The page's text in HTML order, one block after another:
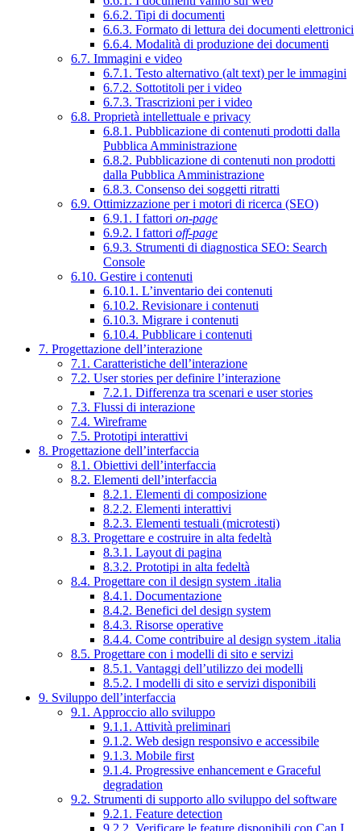
6.6.2. Tipi di documenti
6.6.3. Formato di lettura dei documenti elettronici
6.6.4. Modalità di produzione dei documenti
6.7. Immagini e video
6.7.1. Testo alternativo (alt text) per le immagini
6.7.2. Sottotitoli per i video
6.7.3. Trascrizioni per i video
6.8. Proprietà intellettuale e privacy
6.8.1. Pubblicazione di contenuti prodotti dalla
Pubblica Amministrazione
6.8.2. Pubblicazione di contenuti non prodotti
dalla Pubblica Amministrazione
6.8.3. Consenso dei soggetti ritratti
6.9. Ottimizzazione per i motori di ricerca (SEO)
6.9.1. I fattori on-page
6.9.2. I fattori off-page
6.9.3. Strumenti di diagnostica SEO: Search
Console
6.10. Gestire i contenuti
6.10.1. L’inventario dei contenuti
6.10.2. Revisionare i contenuti
6.10.3. Migrare i contenuti
6.10.4. Pubblicare i contenuti
7. Progettazione dell’interazione
7.1. Caratteristiche dell’interazione
7.2. User stories per definire l’interazione
7.2.1. Differenza tra scenari e user stories
7.3. Flussi di interazione
7.4. Wireframe
7.5. Prototipi interattivi
8. Progettazione dell’interfaccia
8.1. Obiettivi dell’interfaccia
8.2. Elementi dell’interfaccia
8.2.1. Elementi di composizione
8.2.2. Elementi interattivi
8.2.3. Elementi testuali (microtesti)
8.3. Progettare e costruire in alta fedeltà
8.3.1. Layout di pagina
8.3.2. Prototipi in alta fedeltà
8.4. Progettare con il design system .italia
8.4.1. Documentazione
8.4.2. Benefici del design system
8.4.3. Risorse operative
8.4.4. Come contribuire al design system .italia
8.5. Progettare con i modelli di sito e servizi
8.5.1. Vantaggi dell’utilizzo dei modelli
8.5.2. I modelli di sito e servizi disponibili
9. Sviluppo dell’interfaccia
9.1. Approccio allo sviluppo
9.1.1. Attività preliminari
9.1.2. Web design responsivo e accessibile
9.1.3. Mobile first
9.1.4. Progressive enhancement e Graceful
degradation
9.2. Strumenti di supporto allo sviluppo del software
9.2.1. Feature detection
9.2.2. Verificare le feature disponibili con Can I